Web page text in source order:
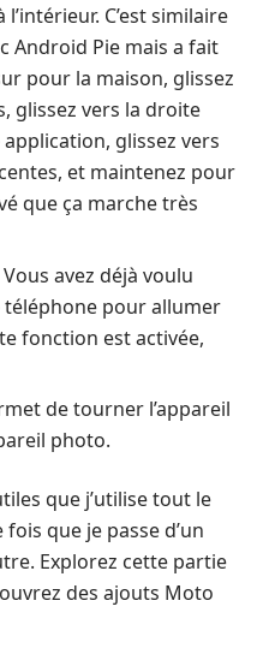
C’est similaire
Android Pie mais a fait
pour la maison, glissez
glissez vers la droite
glissez vers
et maintenez pour
que ça marche très
Vous avez déjà voulu
pour allumer
fonction est activée,
de tourner l’appareil
photo.
que j’utilise tout le
que je passe d’un
Explorez cette partie
des ajouts Moto